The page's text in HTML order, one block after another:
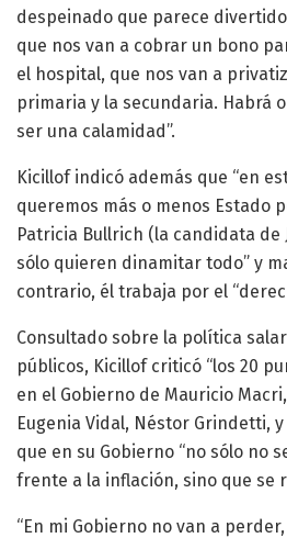
despeinado que parece
que nos van a cobrar un bono
el hospital, que nos van a
primaria y la secundaria. Habrá
ser una calamidad”.
Kicillof indicó además que “en
queremos más o menos Estado
Patricia Bullrich (la candidata de
sólo quieren dinamitar todo” y
contrario, él trabaja por el
Consultado sobre la política
públicos, Kicillof criticó “los 20
en el Gobierno de Mauricio
Eugenia Vidal, Néstor Grindetti, y
que en su Gobierno “no sólo no
frente a la inflación, sino que se
“En mi Gobierno no van a